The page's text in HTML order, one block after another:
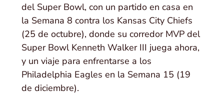
del Super Bowl, con un partido en casa en
la Semana 8 contra los Kansas City Chiefs
(25 de octubre), donde su corredor MVP del
Super Bowl Kenneth Walker III juega ahora,
y un viaje para enfrentarse a los
Philadelphia Eagles en la Semana 15 (19
de diciembre).